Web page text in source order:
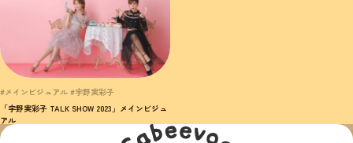
#メインビジュアル #宇野実彩子
「宇野実彩子 TALK SHOW 2023」メインビジュ
アル